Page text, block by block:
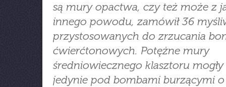
są mury opactwa, czy też może z
innego powodu, zamówił 36
przystosowanych do zrzucania
ćwierćtonowych. Potężne mury
średniowiecznego klasztoru
jedynie pod bombami burzącymi o